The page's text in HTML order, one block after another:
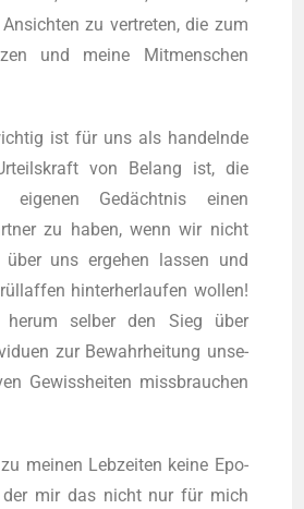
zu ver­tre­ten, die zum
und mei­ne Mit­men­schen
ist für uns als han­deln­de
von Belang ist, die
eige­nen Gedächtnis einen
zu haben, wenn wir nicht
uns erge­hen las­sen und
hin­ter­her­lau­fen wol­len!
sel­ber den Sieg über
zur Bewahr­hei­tung unse­
Gewiss­hei­ten miss­brau­chen
mei­nen Leb­zei­ten kei­ne Epo­
der mir das nicht nur für mich